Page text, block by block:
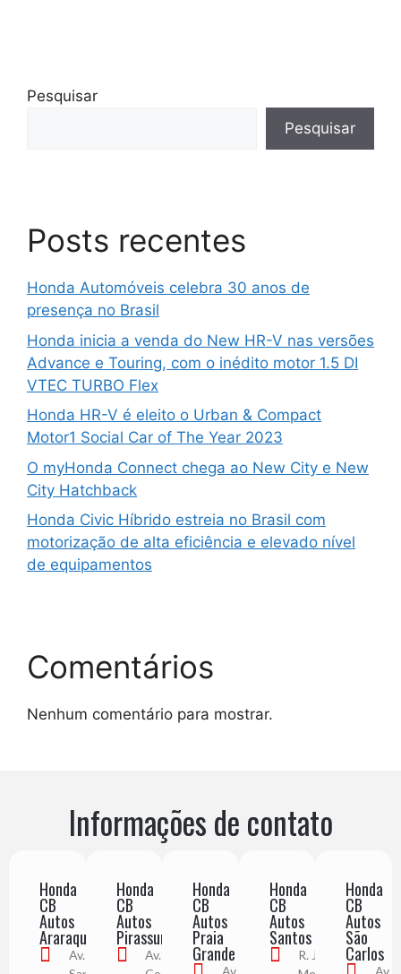
Pesquisar
Pesquisar
Posts recentes
Honda Automóveis celebra 30 anos de
presença no Brasil
Honda inicia a venda do New HR-V nas versões
Advance e Touring, com o inédito motor 1.5 DI
VTEC TURBO Flex
Honda HR-V é eleito o Urban & Compact
Motor1 Social Car of The Year 2023
O myHonda Connect chega ao New City e New
City Hatchback
Honda Civic Híbrido estreia no Brasil com
motorização de alta eficiência e elevado nível
de equipamentos
Comentários
Nenhum comentário para mostrar.
Informações de contato
Honda
CB
Autos
Araraquara
Av. Alberto
Honda
CB
Autos
Pirassununga
Av. Juca
Honda
CB
Autos
Praia
Grande
Av. Pres.
Honda
CB
Autos
Santos
R. Júlio de
Honda
CB
Autos
São
Carlos
Av.